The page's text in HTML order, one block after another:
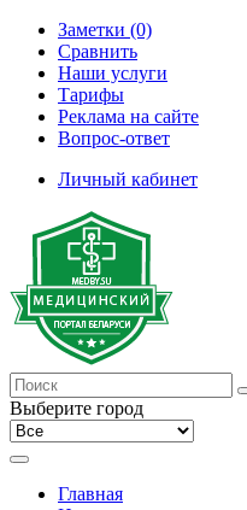
Заметки (0)
Сравнить
Наши услуги
Тарифы
Реклама на сайте
Вопрос-ответ
Личный кабинет
Выберите город
Главная